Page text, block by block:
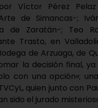
Víctor Pérez
de Simancas-;
de Zaratán-; Teo
Trasto, en
de Arzuaga, de
la decisión final,
con una opción»;
quien junto con
sido el jurado